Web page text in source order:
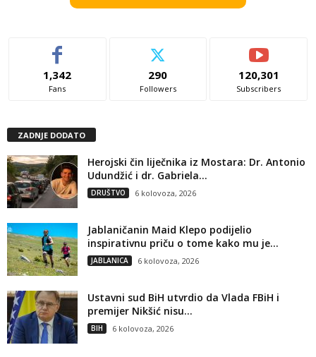
1,342
Fans
290
Followers
120,301
Subscribers
ZADNJE DODATO
Herojski čin liječnika iz Mostara: Dr. Antonio
Udundžić i dr. Gabriela...
DRUŠTVO 6 kolovoza, 2026
Jablaničanin Maid Klepo podijelio
inspirativnu priču o tome kako mu je...
JABLANICA 6 kolovoza, 2026
Ustavni sud BiH utvrdio da Vlada FBiH i
premijer Nikšić nisu...
BIH 6 kolovoza, 2026